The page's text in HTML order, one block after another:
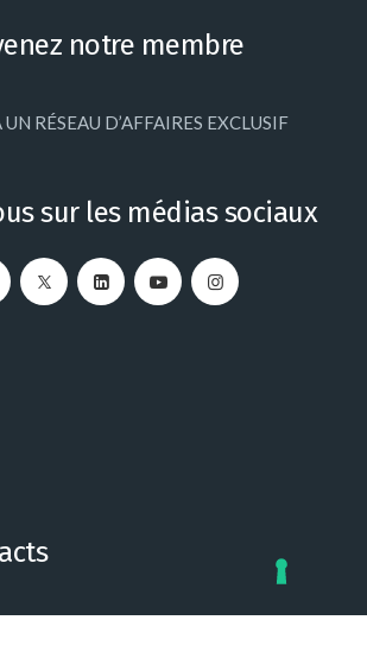
notre membre
RÉSEAU D’AFFAIRES EXCLUSIF
sur les médias sociaux